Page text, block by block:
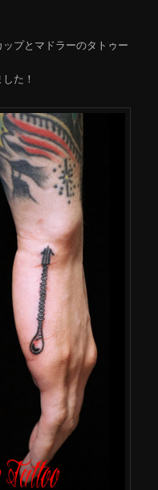
プとマドラーのタトゥー
た！